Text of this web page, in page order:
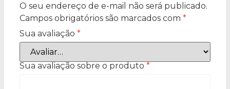
O seu endereço de e-mail não será publicado.
Campos obrigatórios são marcados com *
Sua avaliação *
Sua avaliação sobre o produto *